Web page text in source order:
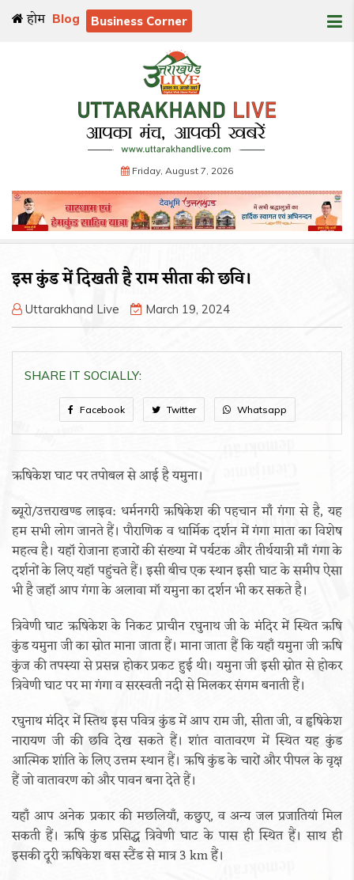
होम Blog Business Corner
Friday, August 7, 2026
इस कुंड में दिखती है राम सीता की छवि।
Uttarakhand Live March 19, 2024
SHARE IT SOCIALLY:
Facebook Twitter Whatsapp
ऋषिकेश घाट पर तपोबल से आई है यमुना।
ब्यूरो/उत्तराखण्ड लाइव: धर्मनगरी ऋषिकेश की पहचान माँ गंगा से है, यह
हम सभी लोग जानते हैं। पौराणिक व धार्मिक दर्शन में गंगा माता का विशेष
महत्व है। यहॉ रोजाना हजारों की संख्या में पर्यटक और तीर्थयात्री माँ गंगा के
दर्शनों के लिए यहॉ पहुंचते हैं। इसी बीच एक स्थान इसी घाट के समीप ऐसा
भी है जहॉ आप गंगा के अलावा मॉ यमुना का दर्शन भी कर सकते है।
त्रिवेणी घाट ऋषिकेश के निकट प्राचीन रघुनाथ जी के मंदिर में स्थित ऋषि
कुंड यमुना जी का स्रोत माना जाता हैं। माना जाता हैं कि यहाँ यमुना जी ऋषि
कुंज की तपस्या से प्रसन्न होकर प्रकट हुई थी। यमुना जी इसी स्रोत से होकर
त्रिवेणी घाट पर मा गंगा व सरस्वती नदी से मिलकर संगम बनाती हैं।
रघुनाथ मंदिर में स्तिथ इस पवित्र कुंड में आप राम जी, सीता जी, व हृषिकेश
नारायण जी की छवि देख सकते हैं। शांत वातावरण में स्थित यह कुंड
आत्मिक शांति के लिए उत्तम स्थान हैं। ऋषि कुंड के चारों और पीपल के वृक्ष
हैं जो वातावरण को और पावन बना देते हैं।
यहाँ आप अनेक प्रकार की मछलियाँ, कछुए, व अन्य जल प्रजातियां मिल
सकती हैं। ऋषि कुंड प्रसिद्ध त्रिवेणी घाट के पास ही स्थित हैं। साथ ही
इसकी दूरी ऋषिकेश बस स्टैंड से मात्र 3 km हैं।